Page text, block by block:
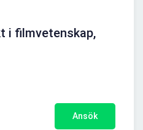
i filmvetenskap,
Ansök